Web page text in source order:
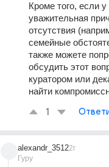
Кроме того, если у
уважительная
отсутствия
семейные
также можете
обсудить этот
куратором или
найти
1
alexandr_3512
Гуру
2г